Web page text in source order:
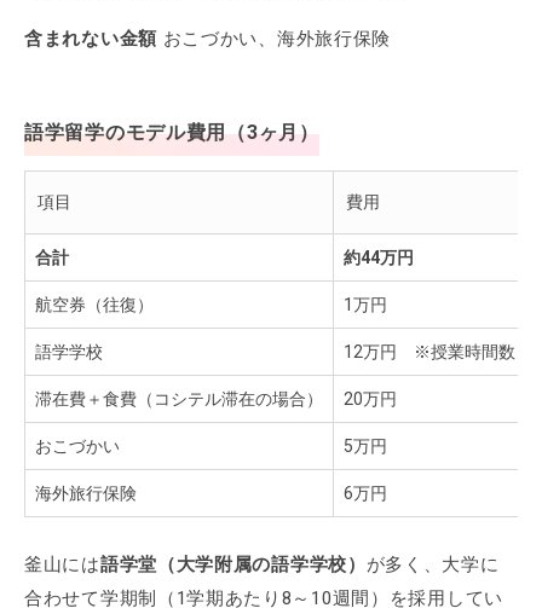
含まれない金額おこづかい、海外旅行保険
語学留学のモデル費用（3ヶ月）
項目 費用
合計 約44万円
航空券（往復） 1万円
語学学校 12万円 ※授業時間数：
滞在費＋食費（コシテル滞在の場合） 20万円
おこづかい 5万円
海外旅行保険 6万円
釜山には語学堂（大学附属の語学学校） が多く、大学に
合わせて学期制（1学期あたり8～10週間）を採用してい